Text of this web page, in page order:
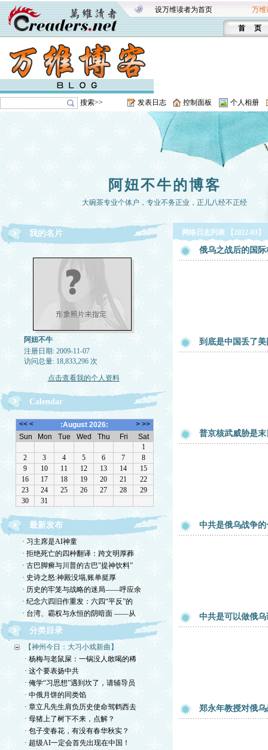
设万维读者为首页 万维
首 页
搜索>> 发表日志 控制面板 个人相册
阿妞不牛的博客
大碗茶专业个体户，专业不务正业，正儿八经不正经
我的名片
阿妞不牛
注册日期: 2009-11-07
访问总量: 18,833,296 次
点击查看我的个人资料
Calendar
最新发布
· 习主席是AI神童
· 拒绝死亡的四种翻译：跨文明厚葬
· 古巴脚癣与川普的古巴"提神饮料”
· 史诗之怒:神殿没塌,账单挺厚
· 历史的牢笼与战略的迷局——呼应余
· 纪念六四旧作重发：六四“平反”的
· 台湾、霸权与永恒的阴暗面 ——从
分类目录
【神州今日：大习小戏新曲】
· 杨梅与老鼠屎：一锅没人敢喝的稀
· 这个要表扬中共
· 俺学“习思想”遇到坎了，请辅导员
· 中俄月饼的同类馅
· 章立凡先生肩负历史使命驾鹤西去
· 母猪上了树下不来，点解？
· 包子变春花，有没有春华秋实？
· 超级AI一定会首先出现在中国！
网络日志列表 【2022-03】
俄乌之战后的国
到底是中国丢了
普京核武威胁是
中共是俄乌战争
中共是可以做俄
郑永年教授对俄